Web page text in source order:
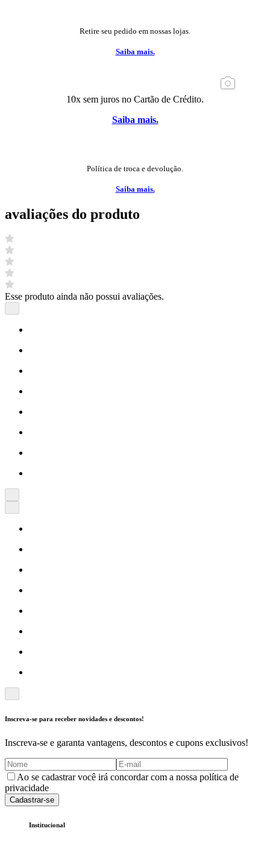
Retire seu pedido em nossas lojas.
Saiba mais.
10x sem juros no Cartão de Crédito.
Saiba mais.
Política de troca e devolução.
Saiba mais.
avaliações do produto
Esse produto ainda não possui avaliações.
Inscreva-se para receber novidades e descontos!
Inscreva-se e garanta vantagens, descontos e cupons exclusivos!
Ao se cadastrar você irá concordar com a nossa política de
privacidade
Cadastrar-se
Institucional